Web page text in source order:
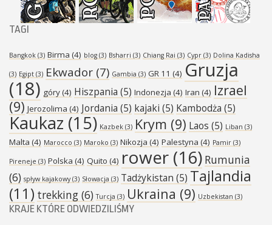
TAGI
Bangkok (3) Birma (4) blog (3) Bsharri (3) Chiang Rai (3) Cypr (3) Dolina Kadisha
(3) Egipt (3) Ekwador (7) Gambia (3) GR 11 (4) Gruzja
(18) góry(4) Hiszpania (5) Indonezja (4) Iran (4) Izrael
(9) Jerozolima (4) Jordania (5) kajaki (5) Kambodża (5)
Kaukaz (15) Kazbek (3) Krym (9) Laos (5) Liban (3)
Malta (4) Marocco (3) Maroko (3) Nikozja (4) Palestyna (4) Pamir (3)
Pireneje (3) Polska (4) Quito (4) rower (16) Rumunia
(6) spływ kajakowy(3) Słowacja (3) Tadżykistan (5) Tajlandia
(11) trekking (6) Turcja (3) Ukraina (9) Uzbekistan (3)
KRAJE KTÓRE ODWIEDZILIŚMY